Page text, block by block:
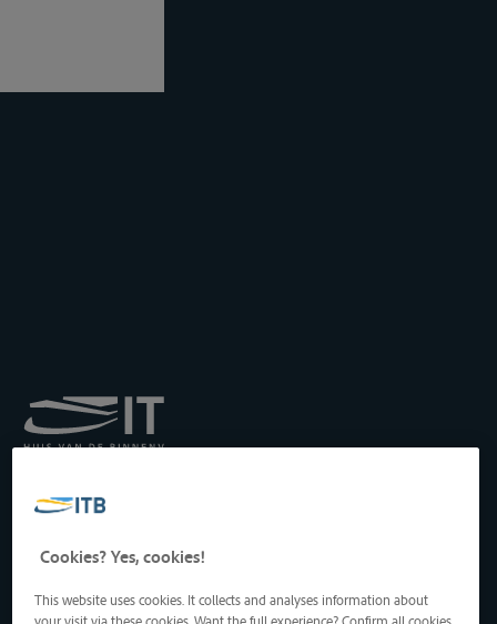
Transport by Inland
Drukpersstraat 19
1000 Brussels, Belgium
Tel: +32 2 217 09 67
http://www.itb-info.be
Cookies? Yes, cookies!
This website uses cookies. It collects and analyses information about